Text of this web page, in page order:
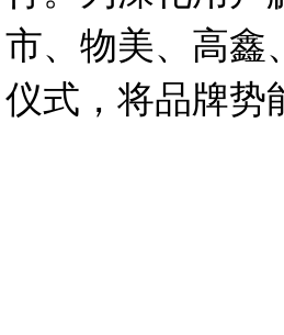
市、物美、高鑫
仪式，将品牌势